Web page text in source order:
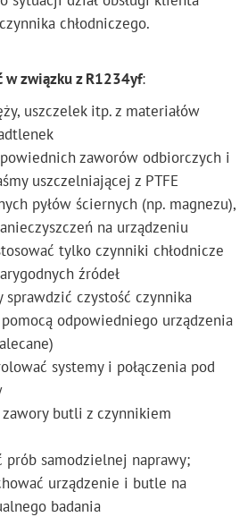
chłodniczego.
w związku z R1234yf:
uszczelek itp. z materiałów
zaworów odbiorczych i
uszczelniającej z PTFE
pyłów ściernych (np. magnezu),
na urządzeniu
tylko czynniki chłodnicze
źródeł
sprawdzić czystość czynnika
odpowiedniego urządzenia
systemy i połączenia pod
butli z czynnikiem
prób samodzielnej naprawy;
urządzenie i butle na
badania